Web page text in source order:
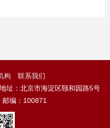
构
联系我们
址：北京市海淀区颐和园路5号
编：100871